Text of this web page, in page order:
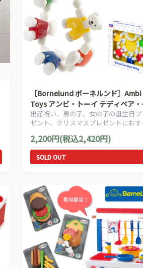
［Bornelund ボーネルンド］Ambi
Toys アンビ・トーイ テディベア
ェーン
出産祝い、男の子、女の子の誕生日プ
ゼント、クリスマスプレゼントにおす
ランドAmbi Toys アンビトーイズの赤ち
ゃんのおもちゃです。
2,200円(税込2,420円)
SOLD OUT